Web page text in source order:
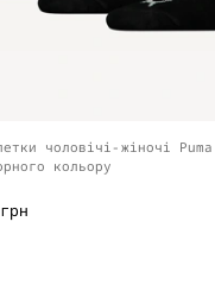
чоловічі-жіночі
кольору